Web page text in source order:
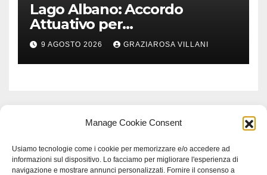
Manage Cookie Consent
Usiamo tecnologie come i cookie per memorizzare e/o accedere ad
informazioni sul dispositivo. Lo facciamo per migliorare l'esperienza di
navigazione e mostrare annunci personalizzati. Fornire il consenso a
Lago Albano: Accordo
Attuativo per
l’interconnessione
acquedottistica da 29,5
milioni di euro
9 AGOSTO 2026 GRAZIAROSA VILLANI